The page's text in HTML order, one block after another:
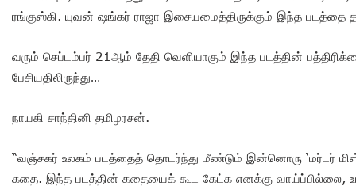
ரங்குஸ்கி. யுவன் ஷங்கர் ராஜா இசையமைத்திருக்கும் இந்த படத்தை
வரும் செப்டம்பர் 21ஆம் தேதி வெளியாகும் இந்த படத்தின்
பேசியதிலிருந்து…
நாயகி சாந்தினி தமிழரசன்.
“வஞ்சகர் உலகம் படத்தைத் தொடர்ந்து மீண்டும் இன்னொரு ‘மர்டர்
கதை. இந்த படத்தின் கதையைக் கூட கேட்க எனக்கு வாய்ப்பில்லை,